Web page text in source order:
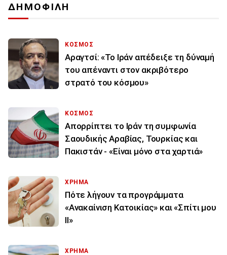
ΔΗΜΟΦΙΛΗ
ΚΟΣΜΟΣ
Αραγτσί: «Το Ιράν απέδειξε τη δύναμή
του απέναντι στον ακριβότερο
στρατό του κόσμου»
ΚΟΣΜΟΣ
Απορρίπτει το Ιράν τη συμφωνία
Σαουδικής Αραβίας, Τουρκίας και
Πακιστάν - «Είναι μόνο στα χαρτιά»
ΧΡΗΜΑ
Πότε λήγουν τα προγράμματα
«Ανακαίνιση Κατοικίας» και «Σπίτι μου
ΙΙ»
ΧΡΗΜΑ